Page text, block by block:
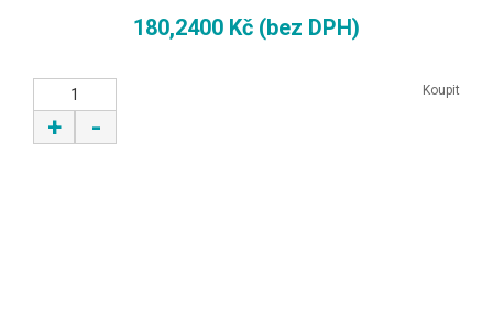
180,2400 Kč (bez DPH)
+ -
Koupit